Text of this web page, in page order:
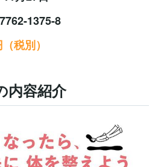
1375-8
税別）
内容紹介